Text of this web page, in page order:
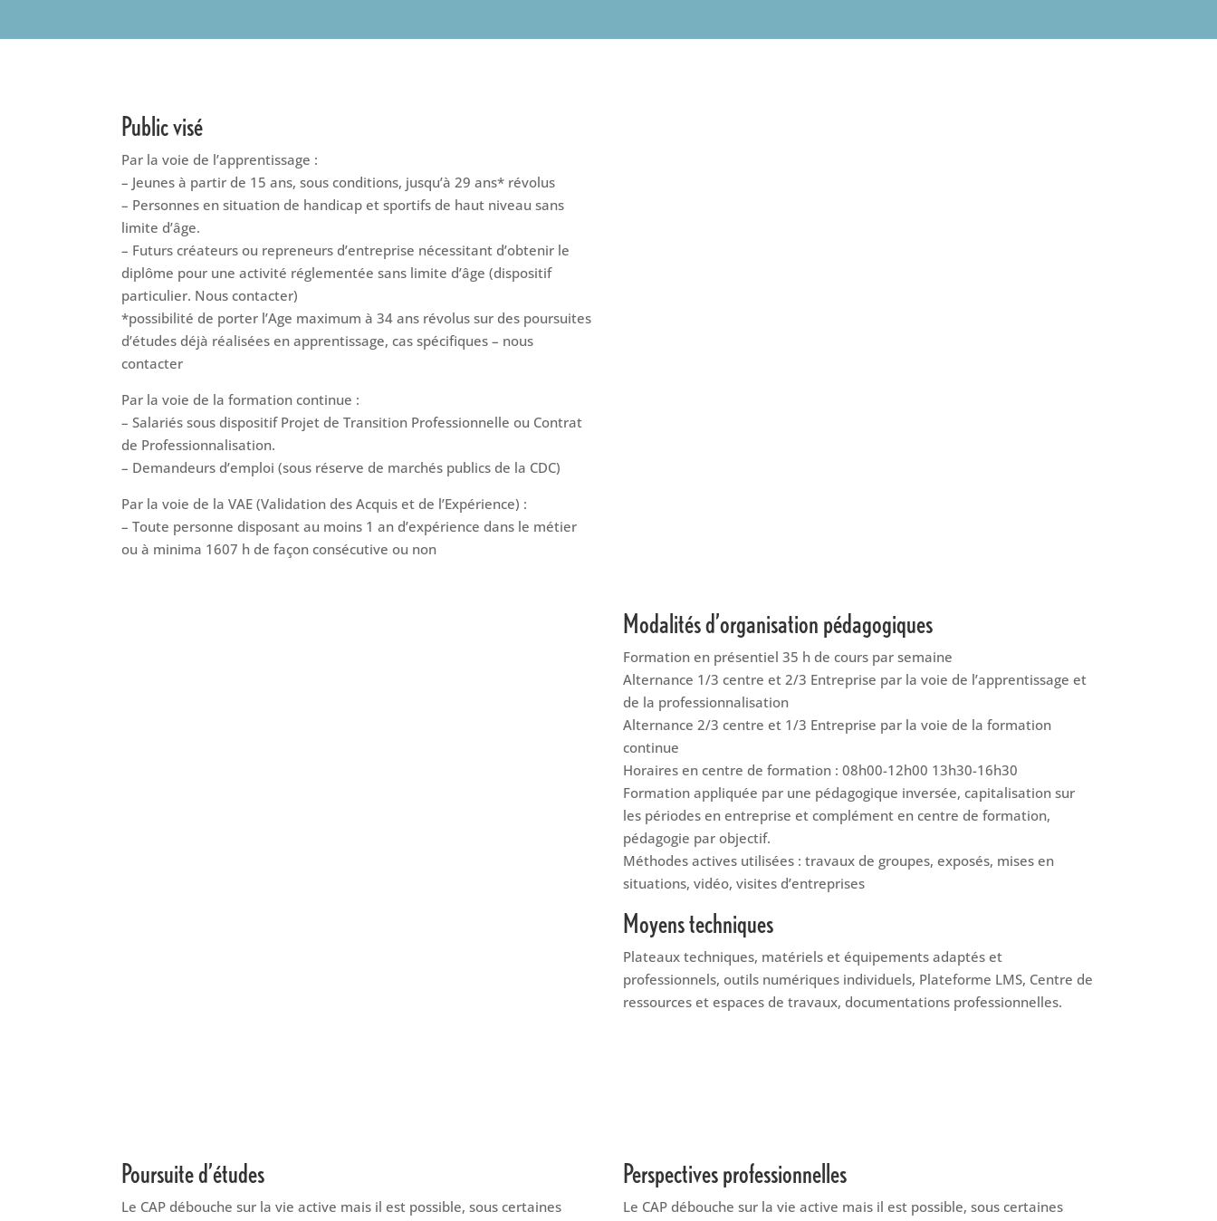
Public visé
Par la voie de l’apprentissage :
– Jeunes à partir de 15 ans, sous conditions, jusqu’à 29 ans* révolus
– Personnes en situation de handicap et sportifs de haut niveau sans
limite d’âge.
– Futurs créateurs ou repreneurs d’entreprise nécessitant d’obtenir le
diplôme pour une activité réglementée sans limite d’âge (dispositif
particulier. Nous contacter)
*possibilité de porter l’Age maximum à 34 ans révolus sur des poursuites
d’études déjà réalisées en apprentissage, cas spécifiques – nous
contacter
Par la voie de la formation continue :
– Salariés sous dispositif Projet de Transition Professionnelle ou Contrat
de Professionnalisation.
– Demandeurs d’emploi (sous réserve de marchés publics de la CDC)
Par la voie de la VAE (Validation des Acquis et de l’Expérience) :
– Toute personne disposant au moins 1 an d’expérience dans le métier
ou à minima 1607 h de façon consécutive ou non
Modalités d’organisation pédagogiques
Formation en présentiel 35 h de cours par semaine
Alternance 1/3 centre et 2/3 Entreprise par la voie de l’apprentissage et
de la professionnalisation
Alternance 2/3 centre et 1/3 Entreprise par la voie de la formation
continue
Horaires en centre de formation : 08h00-12h00 13h30-16h30
Formation appliquée par une pédagogique inversée, capitalisation sur
les périodes en entreprise et complément en centre de formation,
pédagogie par objectif.
Méthodes actives utilisées : travaux de groupes, exposés, mises en
situations, vidéo, visites d’entreprises
Moyens techniques
Plateaux techniques, matériels et équipements adaptés et
professionnels, outils numériques individuels, Plateforme LMS, Centre de
ressources et espaces de travaux, documentations professionnelles.
Poursuite d’études
Le CAP débouche sur la vie active mais il est possible, sous certaines
Perspectives professionnelles
Le CAP débouche sur la vie active mais il est possible, sous certaines